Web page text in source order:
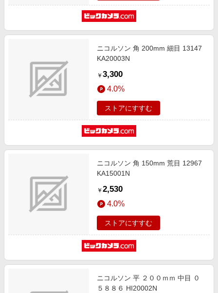
ニコルソン 角 200mm 細目 13147
KA20003N
￥ 3,300
4.0%
ストアにすすむ
ニコルソン 角 150mm 荒目 12967
KA15001N
￥ 2,530
4.0%
ストアにすすむ
ニコルソン 平 ２００ｍｍ 中目 ０
５８８６ HI20002N